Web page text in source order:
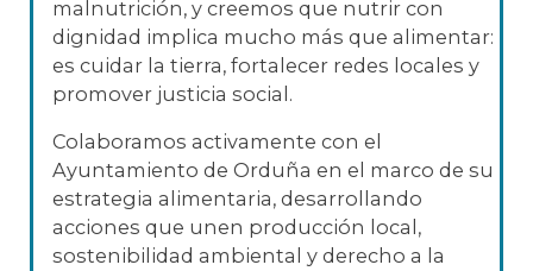
malnutrición, y creemos que nutrir con
dignidad implica mucho más que alimentar:
es cuidar la tierra, fortalecer redes locales y
promover justicia social.
Colaboramos activamente con el
Ayuntamiento de Orduña en el marco de su
estrategia alimentaria, desarrollando
acciones que unen producción local,
sostenibilidad ambiental y derecho a la